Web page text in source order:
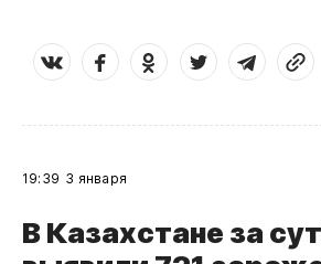
19:39 3 января
В Казахстане за